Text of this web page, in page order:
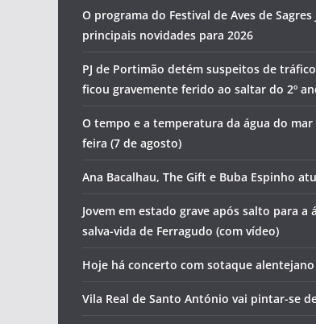
O programa do Festival de Aves de
principais novidades para 2026
PJ de Portimão detém suspeitos de
ficou gravemente ferido ao saltar do 2º
O tempo e a temperatura da água do mar
feira (7 de agosto)
Ana Bacalhau, The Gift e Buba Espinho
Jovem em estado grave após salto para a
salva-vida de Ferragudo (com vídeo)
Hoje há concerto com sotaque
Vila Real de Santo António vai pintar-se